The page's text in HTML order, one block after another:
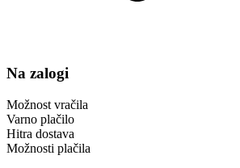
Na zalogi
Možnost vračila
Varno plačilo
Hitra dostava
Možnosti plačila